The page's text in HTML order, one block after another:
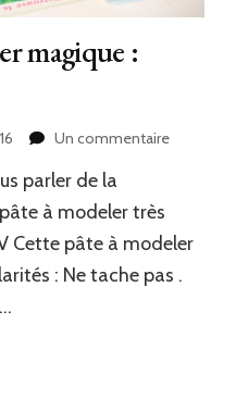
magique :
Un commentairesur
magique
:
parler de la
à modeler très
Cette pâte à modeler
: Ne tache pas .